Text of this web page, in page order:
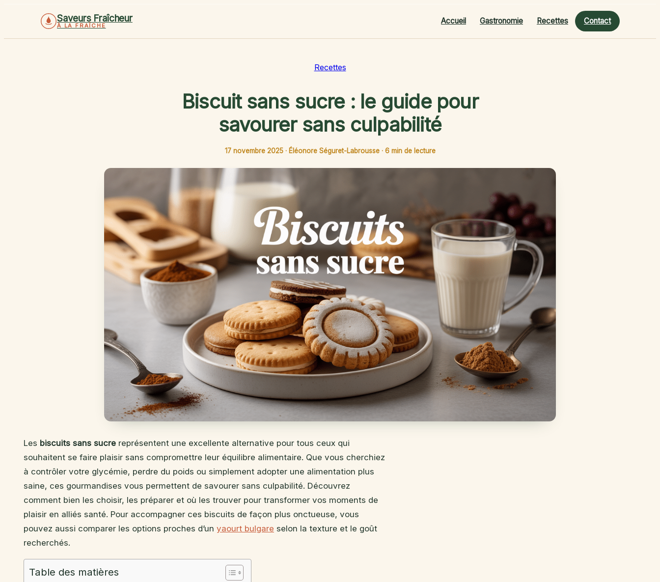
Saveurs Fraîcheur
À LA FRAÎCHE Accueil Gastronomie Recettes Contact
Recettes
Biscuit sans sucre : le guide pour
savourer sans culpabilité
17 novembre 2025 · Éléonore Séguret-Labrousse · 6 min de lecture
Les biscuits sans sucre représentent une excellente alternative pour tous ceux qui
souhaitent se faire plaisir sans compromettre leur équilibre alimentaire. Que vous cherchiez
à contrôler votre glycémie, perdre du poids ou simplement adopter une alimentation plus
saine, ces gourmandises vous permettent de savourer sans culpabilité. Découvrez
comment bien les choisir, les préparer et où les trouver pour transformer vos moments de
plaisir en alliés santé. Pour accompagner ces biscuits de façon plus onctueuse, vous
pouvez aussi comparer les options proches d’un yaourt bulgare selon la texture et le goût
recherchés.
Table des matières